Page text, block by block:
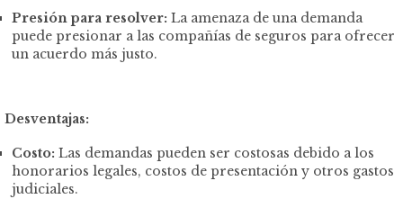
Presión para resolver: La amenaza de una demanda
puede presionar a las compañías de seguros para ofrecer
un acuerdo más justo.
Desventajas:
Costo: Las demandas pueden ser costosas debido a los
honorarios legales, costos de presentación y otros gastos
judiciales.